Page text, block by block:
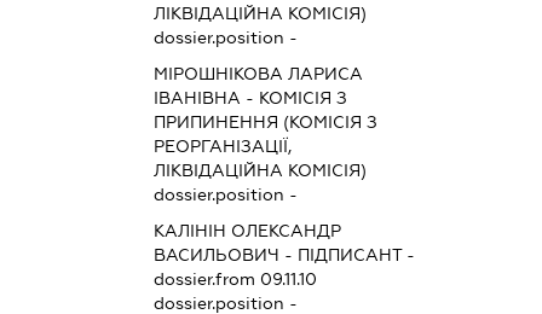
ЛІКВІДАЦІЙНА КОМІСІЯ)
dossier.position -
МІРОШНІКОВА ЛАРИСА
ІВАНІВНА - КОМІСІЯ З
ПРИПИНЕННЯ (КОМІСІЯ З
РЕОРГАНІЗАЦІЇ,
ЛІКВІДАЦІЙНА КОМІСІЯ)
dossier.position -
КАЛІНІН ОЛЕКСАНДР
ВАСИЛЬОВИЧ - ПІДПИСАНТ-
dossier.from 09.11.10
dossier.position -